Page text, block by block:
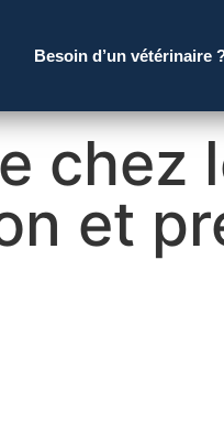
Besoin d’un vétérinaire
chez
et